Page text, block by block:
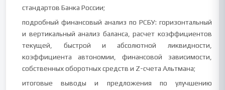
стандартов Банка России;
подробный финансовый анализ по РСБУ: горизонтальный
и вертикальный анализ баланса, расчет коэффициентов
текущей, быстрой и абсолютной ликвидности,
коэффициента автономии, финансовой зависимости,
собственных оборотных средств и Z-счета Альтмана;
итоговые выводы и предложения по улучшению